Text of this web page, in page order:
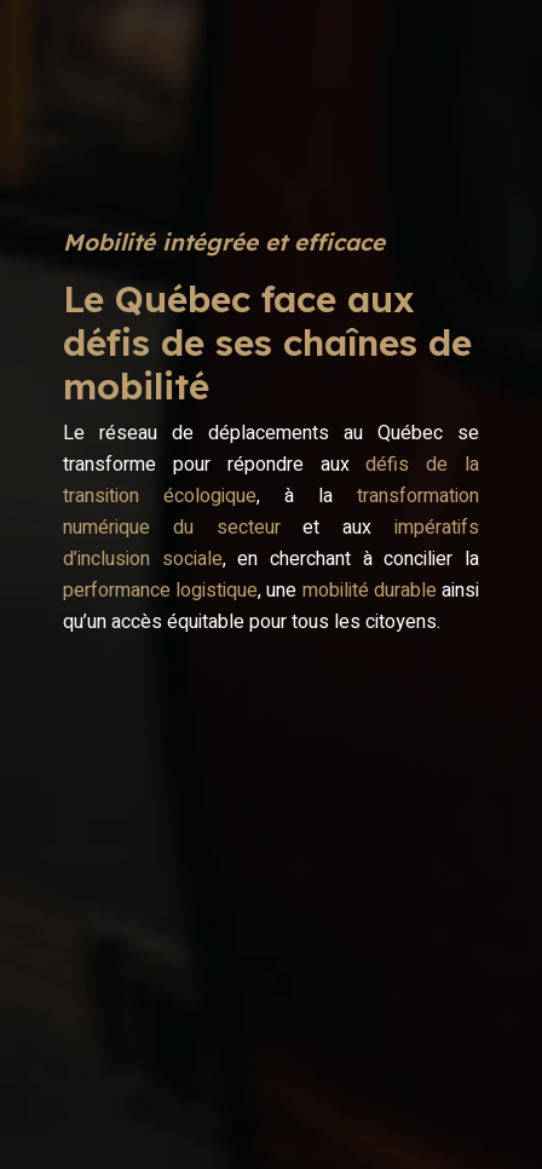
Mobilité intégrée et efficace
Le Québec face aux
défis de ses chaînes de
mobilité
Le réseau de déplacements au Québec se
transforme pour répondre auxdéfis de la
transition écologique, à latransformation
numérique du secteuret auximpératifs
d’inclusion sociale, en cherchant à concilier la
performance logistique, une mobilité durable ainsi
qu’un accès équitable pour tous les citoyens.